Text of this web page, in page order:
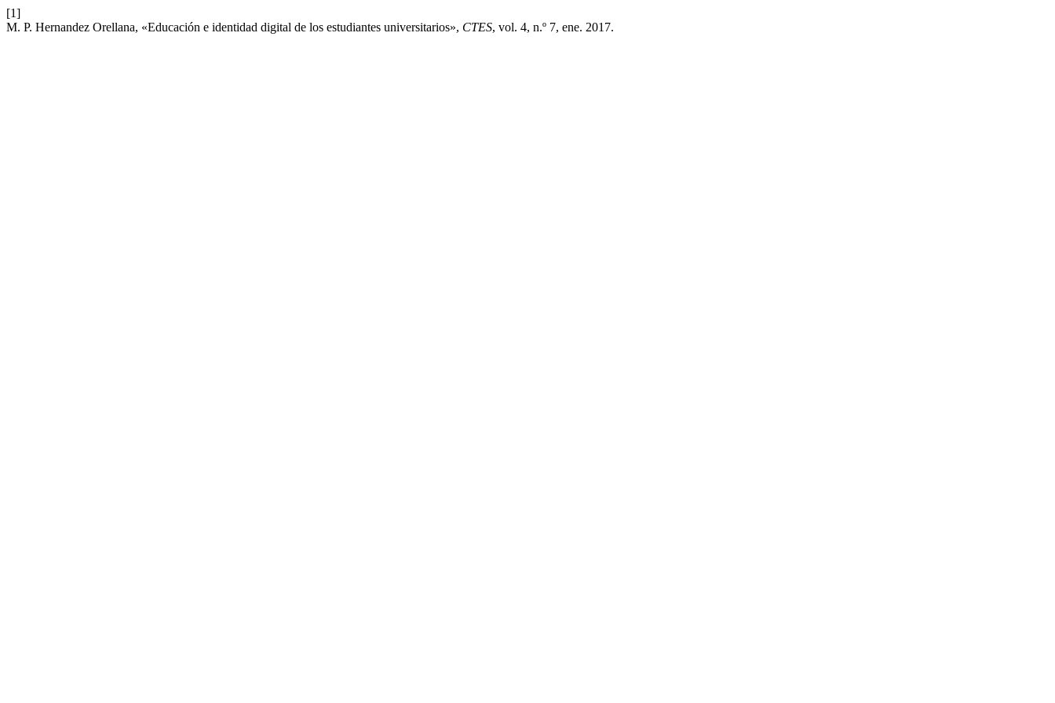
[1]
M. P. Hernandez Orellana, «Educación e identidad digital de los estudiantes universitarios», CTES, vol. 4, n.º 7, ene. 2017.